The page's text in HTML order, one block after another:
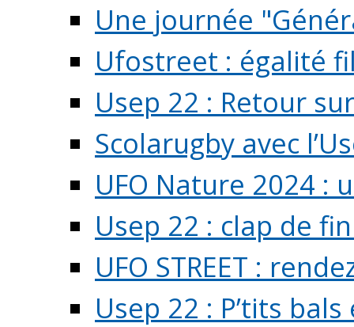
Une journée
Ufostreet : égalité
Usep 22 : Retour
Scolarugby avec
UFO Nature 2024 :
Usep 22 : clap de
UFO STREET :
Usep 22 : P’tits